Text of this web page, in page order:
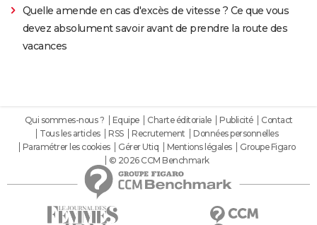
Quelle amende en cas d'excès de vitesse ? Ce que vous
devez absolument savoir avant de prendre la route des
vacances
Qui sommes-nous ? Equipe Charte éditoriale Publicité
Contact
Tous les articles
RSS Recrutement
Données personnelles
Paramétrer les cookies
Gérer Utiq Mentions légales
Groupe Figaro
© 2026 CCM Benchmark